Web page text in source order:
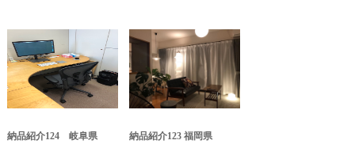
納品紹介124 岐阜県 納品紹介123 福岡県